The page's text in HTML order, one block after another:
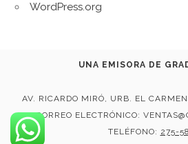
WordPress.org
UNA EMISORA DE
AV. RICARDO MIRÓ, URB. EL
CORREO ELECTRÓNICO:
TELÉFONO: 275-